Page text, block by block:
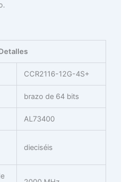
CCR2116-12G-4S+
brazo de 64 bits
AL73400
dieciséis